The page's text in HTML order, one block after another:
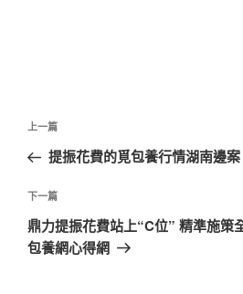
文
導
覽
上
一
文
章
上一篇
提振花費的覓包養行情湖南邊
下
一
篇
下一篇
鼎力提振花費站上“C位” 精準施策
包養網心得網